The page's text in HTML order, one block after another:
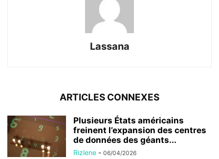
Lassana
ARTICLES CONNEXES
Plusieurs États américains
freinent l’expansion des centres
de données des géants...
Rizlene - 06/04/2026